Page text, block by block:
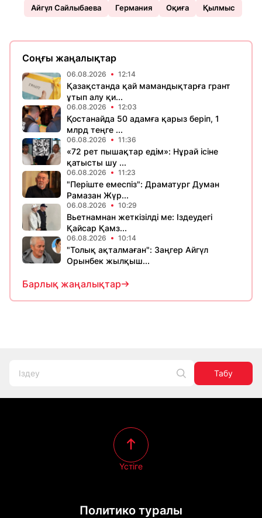
Айгүл Сайлыбаева Германия Оқиға Қылмыс
Соңғы жаңалықтар
06.08.2026 12:14
Қазақстанда қай мамандықтарға грант
ұтып алу қи...
06.08.2026 12:03
Қостанайда 50 адамға қарыз беріп, 1
млрд теңге ...
06.08.2026 11:36
«72 рет пышақтар едім»: Нұрай ісіне
қатысты шу ...
06.08.2026 11:23
​"Періште емеспіз": Драматург Думан
Рамазан Жүр...
06.08.2026 10:29
Вьетнамнан жеткізілді ме: Іздеудегі
Қайсар Қамз...
06.08.2026 10:14
"Толық ақталмаған": Заңгер Айгүл
Орынбек жылқыш...
Барлық жаңалықтар
Табу
Политико туралы
Үстіге